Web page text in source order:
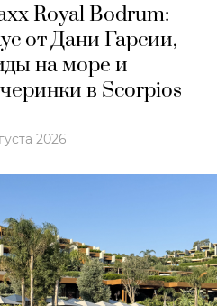
Royal Bodrum:
от Дани Гарсии,
на море и
в Scorpios
2026